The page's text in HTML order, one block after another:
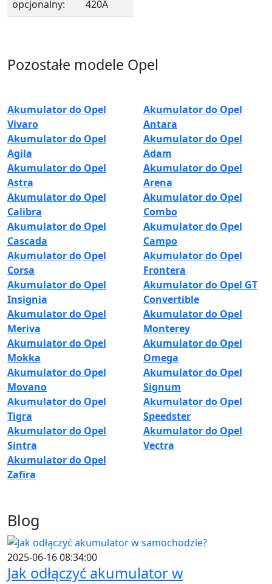
opcjonalny: 420A
Pozostałe modele Opel
Akumulator do Opel
Vivaro
Akumulator do Opel
Antara
Akumulator do Opel
Agila
Akumulator do Opel
Adam
Akumulator do Opel
Astra
Akumulator do Opel
Arena
Akumulator do Opel
Calibra
Akumulator do Opel
Combo
Akumulator do Opel
Cascada
Akumulator do Opel
Campo
Akumulator do Opel
Corsa
Akumulator do Opel
Frontera
Akumulator do Opel
Insignia
Akumulator do Opel GT
Convertible
Akumulator do Opel
Meriva
Akumulator do Opel
Monterey
Akumulator do Opel
Mokka
Akumulator do Opel
Omega
Akumulator do Opel
Movano
Akumulator do Opel
Signum
Akumulator do Opel
Tigra
Akumulator do Opel
Speedster
Akumulator do Opel
Sintra
Akumulator do Opel
Vectra
Akumulator do Opel
Zafira
Blog
2025-06-16 08:34:00
Jak odłączyć akumulator w